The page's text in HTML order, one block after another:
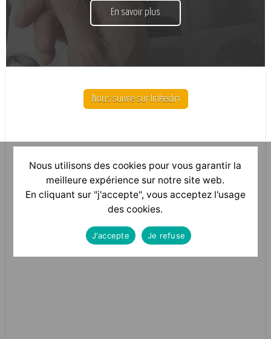
En savoir plus
Nous suivre sur linkedin
Nous utilisons des cookies pour vous garantir la
meilleure expérience sur notre site web.
En cliquant sur "j'accepte", vous acceptez l'usage
des cookies.
J'accepte Je refuse